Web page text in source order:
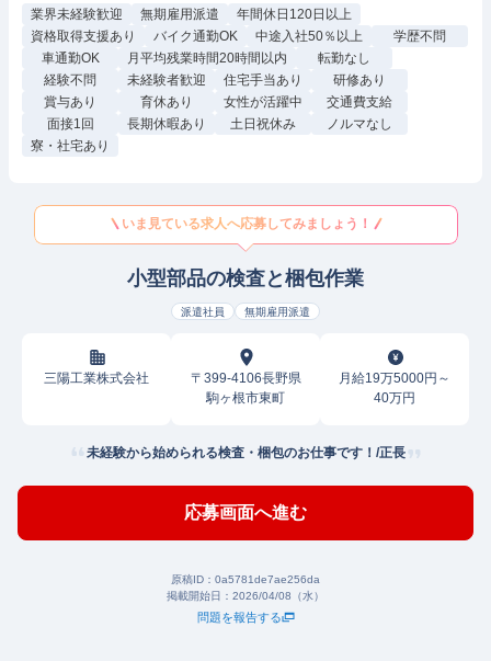
業界未経験歓迎 無期雇用派遣
年間休日120日以上
資格取得支援あり
バイク通勤OK 中途入社50％以上
学歴不問
車通勤OK
月平均残業時間20時間以内
転勤なし
経験不問
未経験者歓迎 住宅手当あり
研修あり
賞与あり
育休あり 女性が活躍中
交通費支給
面接1回
長期休暇あり 土日祝休み
ノルマなし
寮・社宅あり
いま見ている求人へ応募してみましょう！
小型部品の検査と梱包作業
派遣社員 無期雇用派遣
三陽工業株式会社
〒399-4106長野県
駒ヶ根市東町
月給19万5000円～
40万円
未経験から始められる検査・梱包のお仕事です！/正長
応募画面へ進む
原稿ID： 0a5781de7ae256da
掲載開始日： 2026/04/08（水）
問題を報告する